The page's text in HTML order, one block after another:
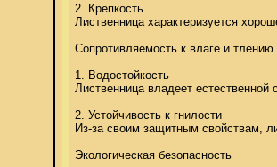
2. Крепкость
Лиственница характеризуется
Сопротивляемость к влаге и тлению
1. Водостойкость
Лиственница владеет
2. Устойчивость к гнилости
Из-за своим защитным свойствам,
Экологическая безопасность